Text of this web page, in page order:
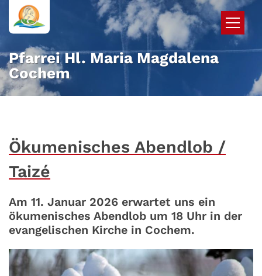
Zum Inhalt springen
Pfarrei Hl. Maria Magdalena
Cochem
Ökumenisches Abendlob /
Taizé
Am 11. Januar 2026 erwartet uns ein
ökumenisches Abendlob um 18 Uhr in der
evangelischen Kirche in Cochem.